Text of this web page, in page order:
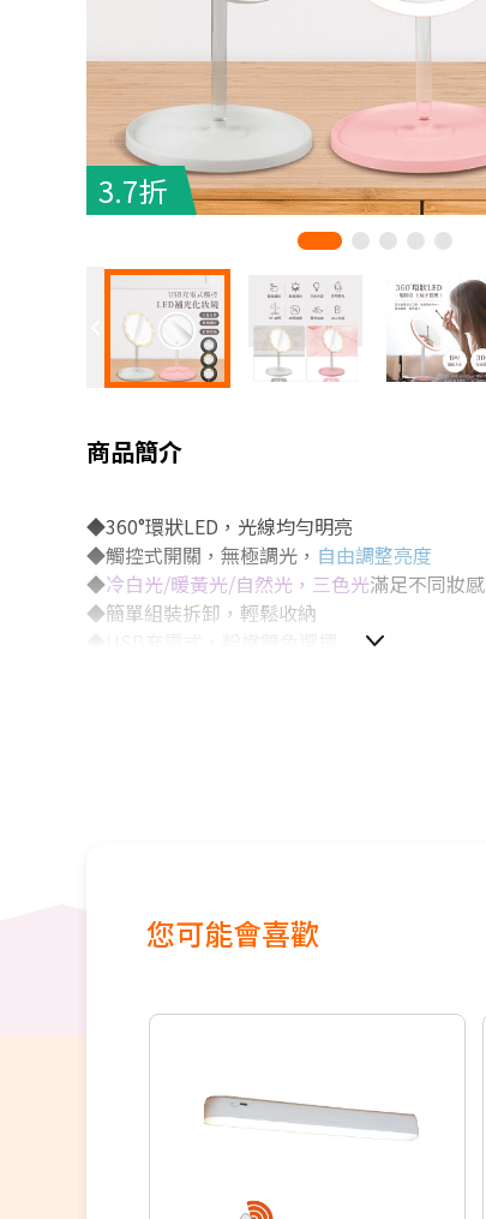
3.7折
商品簡介
◆360°環狀LED，光線均勻明亮
◆觸控式開關，無極調光， 自由調整亮度
◆冷白光/暖黃光/自然光，三色光滿足不同妝感
◆簡單組裝拆卸，輕鬆收納
您可能會喜歡